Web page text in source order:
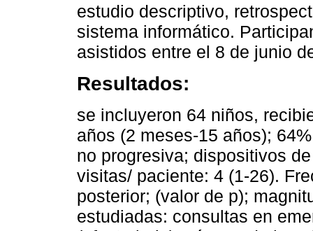
estudio descriptivo,
sistema informático.
asistidos entre el 8 de junio
Resultados:
se incluyeron 64 niños,
años (2 meses-15 años);
no progresiva; dispositivos
visitas/ paciente: 4 (1-26).
posterior; (valor de p);
estudiadas: consultas en